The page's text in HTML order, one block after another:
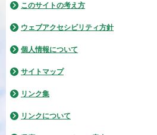
このサイトの考え方
ウェブアクセシビリティ方針
個人情報について
サイトマップ
リンク集
リンクについて